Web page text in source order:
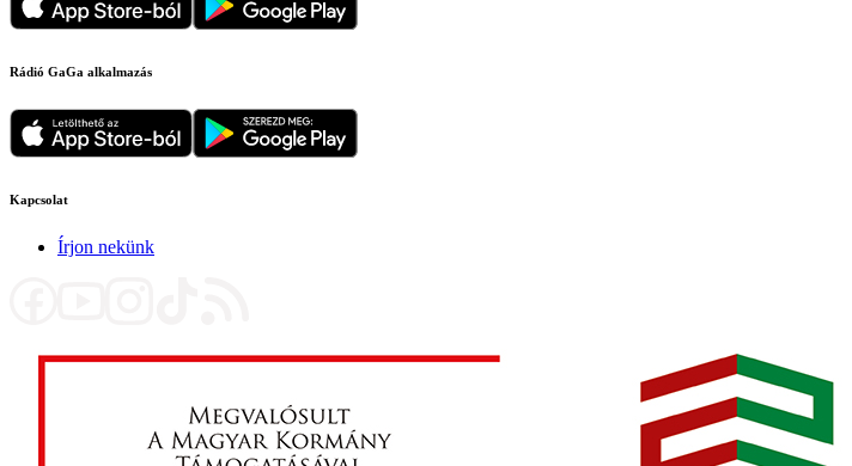
Rádió GaGa alkalmazás
Kapcsolat
Írjon nekünk